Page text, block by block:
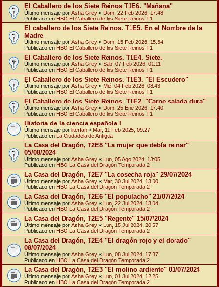
El Caballero de los Siete Reinos T1E6. "Mañana"
Último mensaje por Asha Grey « Dom, 22 Feb 2026, 17:48
Publicado en HBO El Caballero de los Siete Reinos T1
El caballero de los Siete Reinos. T1E5. En el Nombre de la
Madre.
Último mensaje por Asha Grey « Dom, 15 Feb 2026, 15:34
Publicado en HBO El Caballero de los Siete Reinos T1
El Caballero de los Siete Reinos. T1E4. Siete.
Último mensaje por Asha Grey « Sab, 07 Feb 2026, 01:11
Publicado en HBO El Caballero de los Siete Reinos T1
El Caballero de los Siete Reinos. T1E3. "El Escudero"
Último mensaje por Asha Grey « Mié, 04 Feb 2026, 08:43
Publicado en HBO El Caballero de los Siete Reinos T1
El Caballero de los Siete Reinos. T1E2. "Carne salada dura"
Último mensaje por Asha Grey « Dom, 25 Ene 2026, 17:40
Publicado en HBO El Caballero de los Siete Reinos T1
Historia de la ciencia española I
Último mensaje por literfan « Mar, 11 Feb 2025, 09:27
Publicado en La Ciudadela de Antigua
La Casa del Dragón, T2E8 "La mujer que debía reinar"
05/08/2024
Último mensaje por Asha Grey « Lun, 05 Ago 2024, 13:05
Publicado en HBO La Casa del Dragón Temporada 2
La Casa del Dragón, T2E7 "La cosecha roja" 29/07/2024
Último mensaje por Asha Grey « Mar, 30 Jul 2024, 13:00
Publicado en HBO La Casa del Dragón Temporada 2
La Casa del Dragón, T2E6 "El populacho" 21/07/2024
Último mensaje por Asha Grey « Lun, 22 Jul 2024, 13:04
Publicado en HBO La Casa del Dragón Temporada 2
La Casa del Dragón, T2E5 "Regente" 15/07/2024
Último mensaje por Asha Grey « Lun, 15 Jul 2024, 20:57
Publicado en HBO La Casa del Dragón Temporada 2
La Casa del Dragón, T2E4 "El dragón rojo y el dorado"
08/07/2024
Último mensaje por Asha Grey « Lun, 08 Jul 2024, 17:37
Publicado en HBO La Casa del Dragón Temporada 2
La Casa del Dragón, T2E3 "El molino ardiente" 01/07/2024
Último mensaje por Asha Grey « Lun, 01 Jul 2024, 12:25
Publicado en HBO La Casa del Dragón Temporada 2